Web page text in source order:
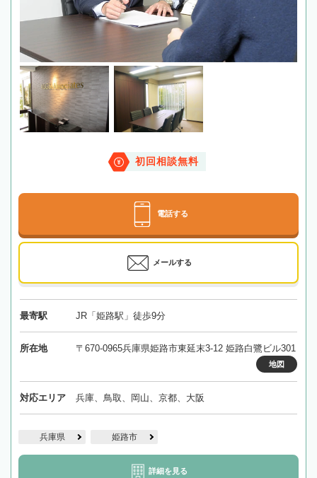
初回相談無料
電話する
メールする
最寄駅 JR「姫路駅」徒歩9分
所在地 〒670-0965兵庫県姫路市東延末3-12 姫路白鷺ビル301
地図
対応エリア 兵庫、鳥取、岡山、京都、大阪
兵庫県 姫路市
詳細を見る